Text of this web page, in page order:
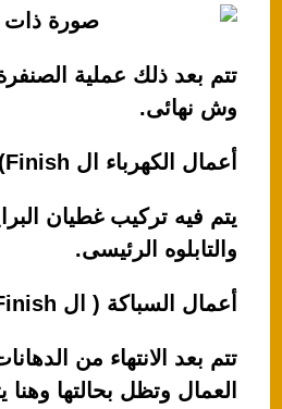
وش نهائى.
أعمال الكهرباء ال Finish))
يتم فيه تركيب غطيان
والتابلوه الرئيسى.
أعمال السباكة ( ال Finish)
تتم بعد الانتهاء من
العمال وتظل بحالتها